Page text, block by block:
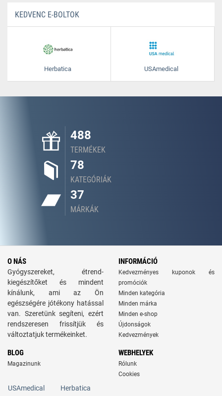
KEDVENC E-BOLTOK
Herbatica USAmedical
488
TERMÉKEK
78
KATEGÓRIÁK
37
MÁRKÁK
O NÁS
Gyógyszereket, étrend-
kiegészítőket és mindent
kínálunk, ami az Ön
egészségére jótékony hatással
van. Szeretünk segíteni, ezért
rendszeresen frissítjük és
változtatjuk termékeinket.
INFORMÁCIÓ
Kedvezményes kuponok és
promóciók
Minden kategória
Minden márka
Minden e-shop
Újdonságok
Kedvezmények
BLOG
Magazinunk
WEBHELYEK
Rólunk
Cookies
USAmedical Herbatica